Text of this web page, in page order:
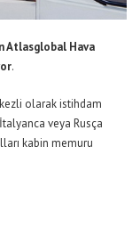
Atlasglobal Hava
.
olarak istihdam
veya Rusça
kabin memuru